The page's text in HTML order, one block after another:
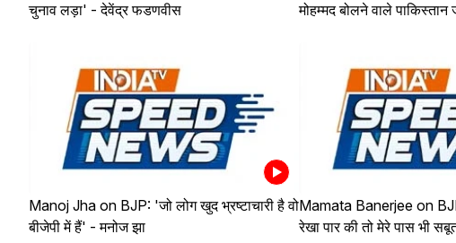
चुनाव लड़ा' - देवेंद्र फडणवीस
मोहम्मद बोलने वाले
Manoj Jha on BJP: 'जो लोग खुद भ्रष्टाचारी है वो
बीजेपी में हैं' - मनोज झा
Mamata Banerjee on
रेखा पार की तो मेरे पास भी